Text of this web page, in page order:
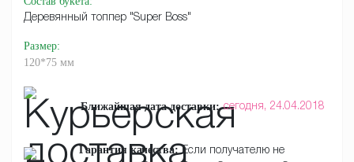
Деревянный топпер "Super Boss"
Размер:
120*75 мм
Ближайшая дата доставки: сегодня, 24.04.2018
Гарантия качества:Если получателю не